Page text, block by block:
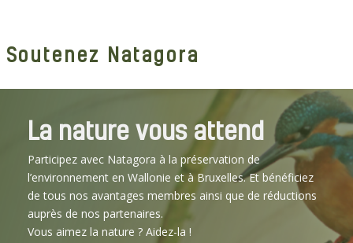
Soutenez Natagora
La nature vous attend
Participez avec Natagora à la préservation de
l’environnement en Wallonie et à Bruxelles. Et bénéficiez
de tous nos avantages membres ainsi que de réductions
auprès de nos partenaires.
Vous aimez la nature ? Aidez-la !